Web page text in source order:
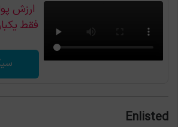
ارزش
فقط
Enlisted